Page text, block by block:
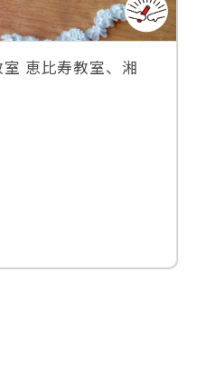
恵比寿教室、湘